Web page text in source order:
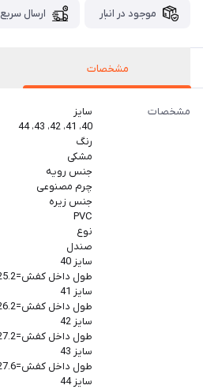
موجود در انبار ارسال سریع
مشخصات
مشخصات
سایز
40، 41، 42، 43، 44
رنگ
مشکی
جنس رویه
چرم مصنوعی
جنس زیره
PVC
نوع
صندل
سایز 40
طول داخل کفش=25.2
سایز 41
طول داخل کفش=26.2
سایز 42
طول داخل کفش=27.2
سایز 43
طول داخل کفش=27.6
سایز 44